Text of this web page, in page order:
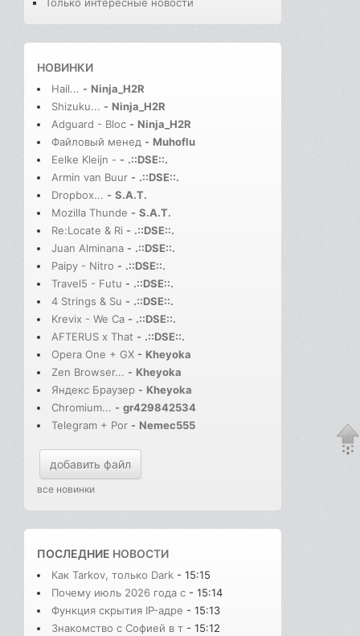
Только интересные новости
НОВИНКИ
Hail... - Ninja_H2R
Shizuku... - Ninja_H2R
Adguard - Bloc - Ninja_H2R
Файловый менед - Muhoflu
Eelke Kleijn - - .::DSE::.
Armin van Buur - .::DSE::.
Dropbox... - S.A.T.
Mozilla Thunde - S.A.T.
Re:Locate & Ri - .::DSE::.
Juan Alminana - .::DSE::.
Paipy - Nitro - .::DSE::.
Travel5 - Futu - .::DSE::.
4 Strings & Su - .::DSE::.
Krevix - We Ca - .::DSE::.
AFTERUS x That - .::DSE::.
Opera One + GX - Kheyoka
Zen Browser... - Kheyoka
Яндекс Браузер - Kheyoka
Chromium... - gr429842534
Telegram + Por - Nemec555
добавить файл
все новинки
ПОСЛЕДНИЕ НОВОСТИ
Как Tarkov, только Dark - 15:15
Почему июль 2026 года с - 15:14
Функция скрытия IP-адре - 15:13
Знакомство с Софией в т - 15:12